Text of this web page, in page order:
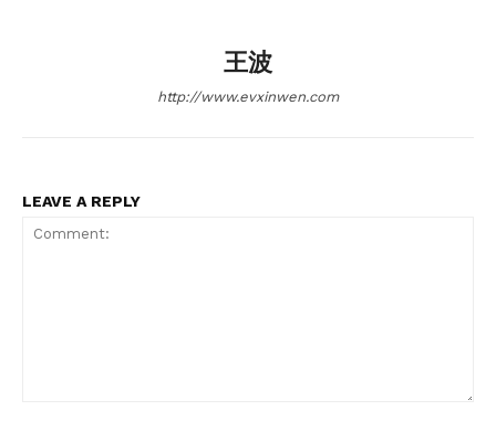
王波
http://www.evxinwen.com
LEAVE A REPLY